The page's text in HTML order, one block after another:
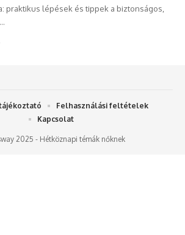
praktikus lépések és tippek a biztonságos,
2025 - Hétköznapi témák nőknek
Felhasználási feltételek
Kapcsolat